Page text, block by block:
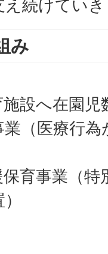
え続けてい
み
施設へ在園
業（医療行
保育事業（